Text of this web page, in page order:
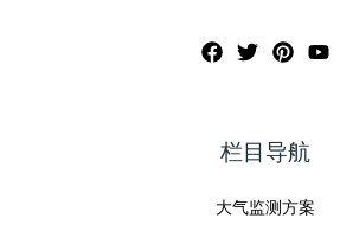
栏目导航
大气监测方案